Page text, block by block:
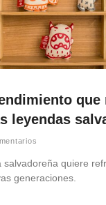
que
leyendas
salvadoreña quiere
generaciones.